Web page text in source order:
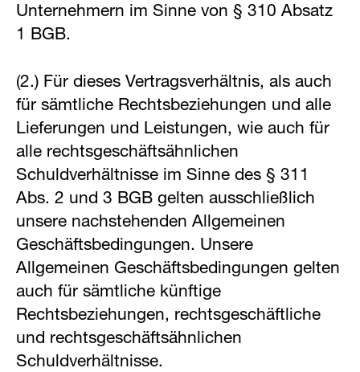
Unternehmern im Sinne von § 310 Absatz
1 BGB.
(2.) Für dieses Vertragsverhältnis, als auch
für sämtliche Rechtsbeziehungen und alle
Lieferungen und Leistungen, wie auch für
alle rechtsgeschäftsähnlichen
Schuldverhältnisse im Sinne des § 311
Abs. 2 und 3 BGB gelten ausschließlich
unsere nachstehenden Allgemeinen
Geschäftsbedingungen. Unsere
Allgemeinen Geschäftsbedingungen gelten
auch für sämtliche künftige
Rechtsbeziehungen, rechtsgeschäftliche
und rechtsgeschäftsähnlichen
Schuldverhältnisse.